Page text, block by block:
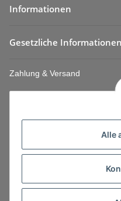
Alle
Informationen
Gesetzliche Informationen
Zahlung & Versand